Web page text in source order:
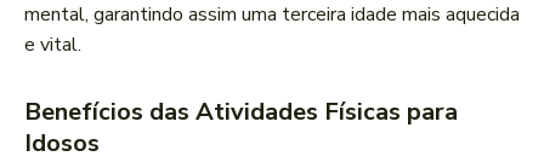
mental, garantindo assim uma terceira idade mais aquecida
e vital.
Benefícios das Atividades Físicas para
Idosos